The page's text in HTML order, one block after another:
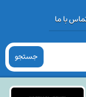
با ما
جستجو